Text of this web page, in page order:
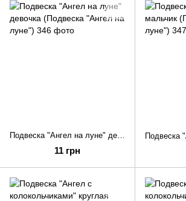
Подвеска "Ангел на луне" девочка (Подвеска "Ангел на луне")
11 грн